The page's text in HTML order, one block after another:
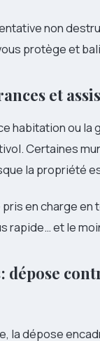
non
protège et
et
habitation ou
Certaines
la propriété
pris en charge en
rapide… et le
dépose
la dépose